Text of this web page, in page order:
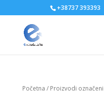
+38737 393393
Početna / Proizvodi označeni